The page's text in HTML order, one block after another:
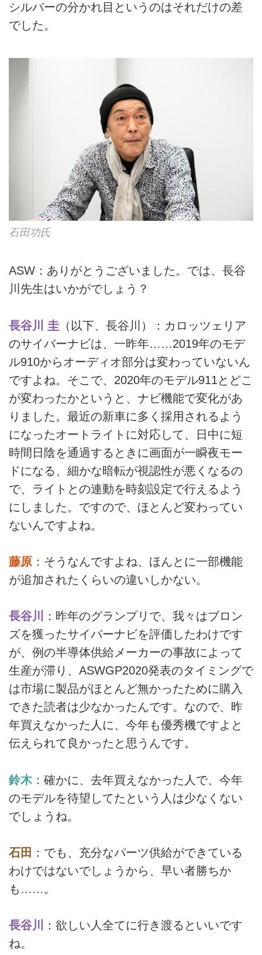
シルバーの分かれ目というのはそれだけの差
でした。
石田功氏
ASW：ありがとうございました。では、長谷
川先生はいかがでしょう？
長谷川 圭 （以下、長谷川）：カロッツェリア
のサイバーナビは、一昨年……2019年のモデ
ル910からオーディオ部分は変わっていないん
ですよね。そこで、2020年のモデル911とどこ
が変わったかというと、ナビ機能で変化があ
りました。最近の新車に多く採用されるよう
になったオートライトに対応して、日中に短
時間日陰を通過するときに画面が一瞬夜モー
ドになる、細かな暗転が視認性が悪くなるの
で、ライトとの連動を時刻設定で行えるよう
にしました。ですので、ほとんど変わってい
ないんですよね。
藤原 ：そうなんですよね、ほんとに一部機能
が追加されたくらいの違いしかない。
長谷川
：昨年のグランプリで、我々はブロン
ズを獲ったサイバーナビを評価したわけです
が、例の半導体供給メーカーの事故によって
生産が滞り、ASWGP2020発表のタイミングで
は市場に製品がほとんど無かったために購入
できた読者は少なかったんです。なので、昨
年買えなかった人に、今年も優秀機ですよと
伝えられて良かったと思うんです。
鈴木 ：確かに、去年買えなかった人で、今年
のモデルを待望してたという人は少なくない
でしょうね。
石田 ：でも、充分なパーツ供給ができている
わけではないでしょうから、早い者勝ちか
も……。
長谷川
：欲しい人全てに行き渡るといいです
ね。